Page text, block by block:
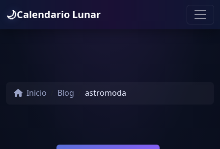
🌙Calendario Lunar
Inicio Blog astromoda